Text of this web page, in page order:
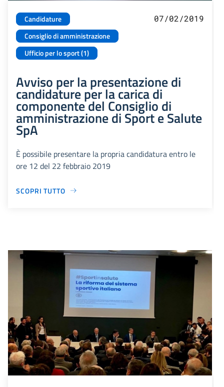
Candidature
Consiglio di amministrazione
Ufficio per lo sport (1)
07/02/2019
Avviso per la presentazione di
candidature per la carica di
componente del Consiglio di
amministrazione di Sport e Salute
SpA
È possibile presentare la propria candidatura entro le
ore 12 del 22 febbraio 2019
SCOPRI TUTTO